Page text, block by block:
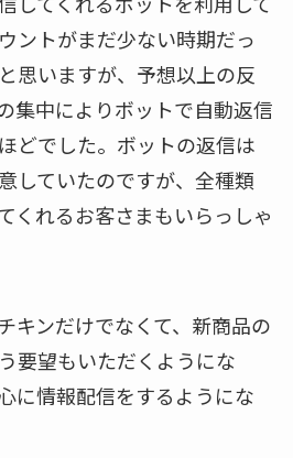
ントがまだ少ない時期だっ
思いますが、予想以上の反
集中によりボットで自動返信
どでした。ボットの返信は
していたのですが、全種類
くれるお客さまもいらっしゃ
キンだけでなくて、新商品の
要望もいただくようにな
に情報配信をするようにな